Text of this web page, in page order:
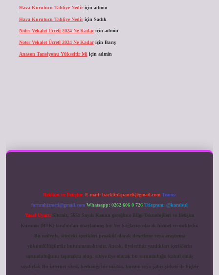
Hava Kurutucu Tahliye Nediriçin admin
Hava Kurutucu Tahliye Nediriçin Sadık
Noter Vekalet Ücreti 2024 Ne Kadariçin admin
Noter Vekalet Ücreti 2024 Ne Kadariçin Barış
Anason Tansiyonu Yükseltir Mi için admin
Reklam ve İletişim: E-mail: backlinkpaneli@gmail.com Teams:
forumhizmeti@gmail.com Whatsapp: 0262 606 0 726 Telegram: @karabul
Yasal Uyarı: Sitemiz, 5651 Sayılı Kanun gereğince Bilgi Teknolojileri ve İletişim
Kurumu (BTK) tarafından onaylanmış bir Yer Sağlayıcı olarak hizmet vermektedir.
Bu nedenle, sitedeki içerikleri proaktif olarak denetleme veya araştırma
yükümlülüğümüz bulunmamaktadır. Ancak, üyelerimiz yazdıkları içeriklerin
sorumluluğunu taşımakta olup, siteye üye olarak bu sorumluluğu kabul etmiş
sayılırlar. Bu internet sitesi, herhangi bir marka, kurum veya şahıs şirketi ile hiçbir